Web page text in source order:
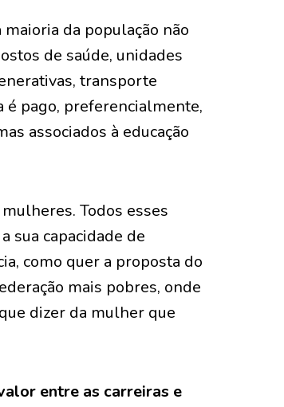
da população não
de saúde, unidades
transporte
é pago, preferencialmente,
associados à educação
Todos esses
sua capacidade de
como quer a proposta do
mais pobres, onde
dizer da mulher que
entre as carreiras e